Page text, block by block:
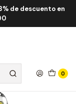
de descuento en
0
Puff
Puff